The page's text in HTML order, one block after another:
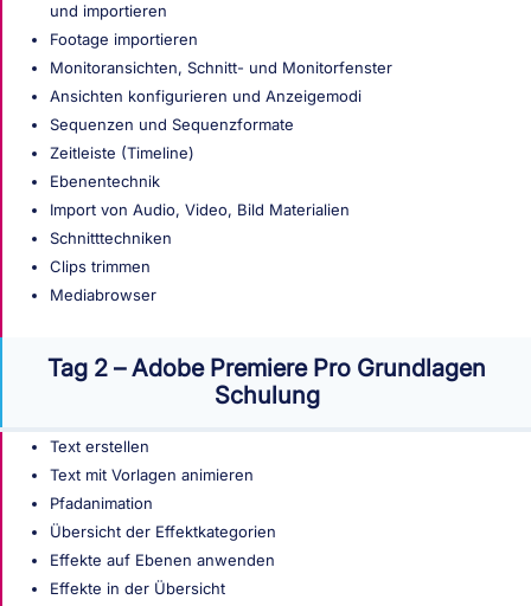
und importieren
Footage importieren
Monitoransichten, Schnitt- und Monitorfenster
Ansichten konfigurieren und Anzeigemodi
Sequenzen und Sequenzformate
Zeitleiste (Timeline)
Ebenentechnik
Import von Audio, Video, Bild Materialien
Schnitttechniken
Clips trimmen
Mediabrowser
Tag 2 – Adobe Premiere Pro Grundlagen
Schulung
Text erstellen
Text mit Vorlagen animieren
Pfadanimation
Übersicht der Effektkategorien
Effekte auf Ebenen anwenden
Effekte in der Übersicht